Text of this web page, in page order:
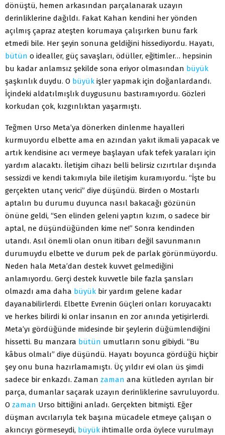
dönüştü, hemen arkasından parçalanarak uzayın
derinliklerine dağıldı. Fakat Kahan kendini her yönden
açılmış çapraz ateşten korumaya çalışırken bunu fark
etmedi bile. Her şeyin sonuna geldiğini hissediyordu. Hayatı,
bütün o idealler, güç savaşları, ödüller, eğitimler… hepsinin
bu kadar anlamsız şekilde sona eriyor olmasından büyük
şaşkınlık duydu. O büyük işler yapmak için doğanlardandı.
İçindeki aldatılmışlık duygusunu bastıramıyordu. Gözleri
korkudan çok, kızgınlıktan yaşarmıştı.
Teğmen Urso Meta’ya dönerken dinlenme hayalleri
kurmuyordu elbette ama en azından yakıt ikmali yapacak ve
artık kendisine acı vermeye başlayan ufak tefek yaraları için
yardım alacaktı. İletişim cihazı belli belirsiz cızırtılar dışında
sessizdi ve kendi takımıyla bile iletişim kuramıyordu. “İşte bu
gerçekten utanç verici” diye düşündü. Birden o Mostarlı
aptalın bu durumu duyunca nasıl bakacağı gözünün
önüne geldi, “Sen elinden geleni yaptın kızım, o sadece bir
aptal, ne düşündüğünden kime ne!” Sonra kendinden
utandı. Asıl önemli olan onun itibarı değil savunmanın
durumuydu elbette ve durum pek de parlak görünmüyordu.
Neden hala Meta’dan destek kuvvet gelmediğini
anlamıyordu. Gerçi destek kuvvetle bile fazla şansları
olmazdı ama daha büyük bir yardım gelene kadar
dayanabilirlerdi. Elbette Evrenin Güçleri onları koruyacaktı
ve herkes bilirdi ki onlar insanın en zor anında yetişirlerdi.
Meta’yı gördüğünde midesinde bir şeylerin düğümlendiğini
hissetti. Bu manzara bütün umutların sonu gibiydi. “Bu
kâbus olmalı” diye düşündü. Hayatı boyunca gördüğü hiçbir
şey onu buna hazırlamamıştı. Üç yıldır evi olan üs şimdi
sadece bir enkazdı. Zaman zaman ana kütleden ayrılan bir
parça, dumanlar saçarak uzayın derinliklerine savruluyordu.
O zaman Urso bittiğini anladı. Gerçekten bitmişti. Eğer
düşman avcılarıyla tek başına mücadele etmeye çalışan o
akıncıyı görmeseydi, büyük ihtimalle orda öylece vurulmayı